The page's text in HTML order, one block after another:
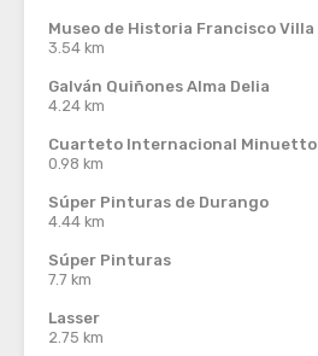
Museo de Historia Francisco Villa
3.54 km
Galván Quiñones Alma Delia
4.24 km
Cuarteto Internacional Minuetto
0.98 km
Súper Pinturas de Durango
4.44 km
Súper Pinturas
7.7 km
Lasser
2.75 km